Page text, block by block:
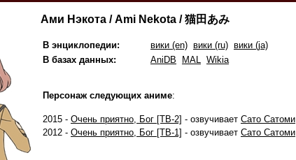
Ами Нэкота / Ami Nekota / 猫田あみ
В энциклопедии: вики (en) вики (ru) вики (ja)
В базах данных:
AniDB MAL Wikia
Персонаж следующих аниме:
2015 - Очень приятно, Бог [ТВ-2] - озвучивает Сато Сатоми
2012 - Очень приятно, Бог [ТВ-1] - озвучивает Сато Сатоми